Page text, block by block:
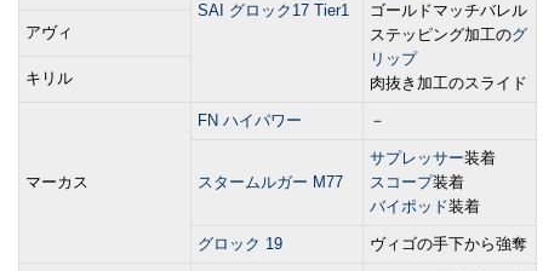
SAI グロック17 Tier1
ゴールドマッチバレル
ステッピング加工のグ
リップ
肉抜き加工のスライド
アヴィ
キリル
マーカス
FN ハイパワー －
スタームルガー M77
サプレッサー装着
スコープ装着
バイポッド装着
グロック 19 ヴィゴの手下から強奪